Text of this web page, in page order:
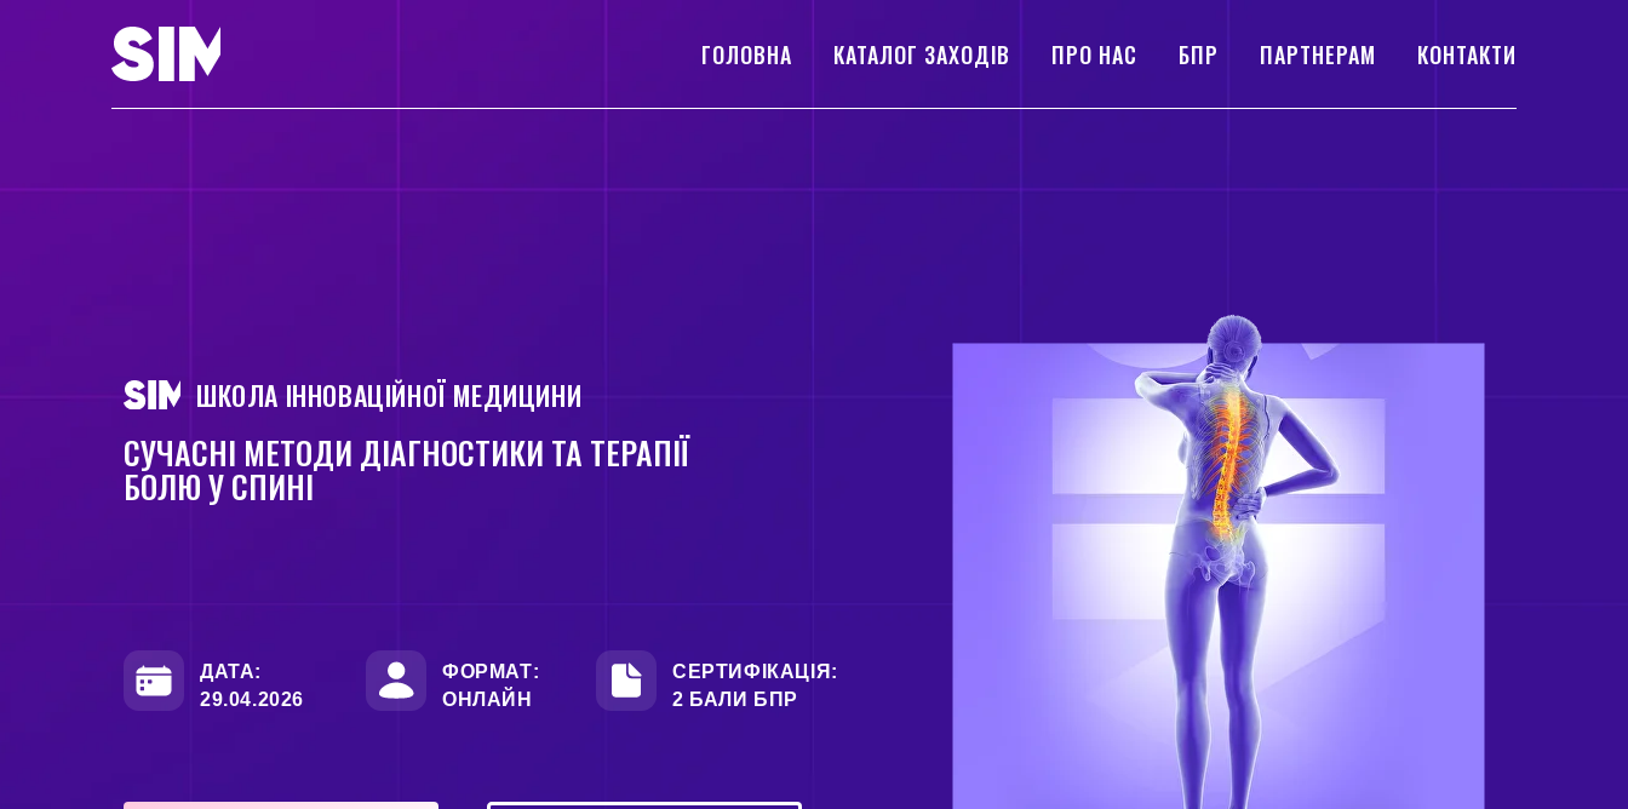
ГОЛОВНА КАТАЛОГ ЗАХОДІВ ПРО НАС БПР ПАРТНЕРАМ КОНТАКТИ
2 БАЛИ БПР
СЕРТИФІКАЦІЯ:
ОНЛАЙН
ФОРМАТ:
29.04.2026
ДАТА:
ШКОЛА ІННОВАЦІЙНОЇ МЕДИЦИНИ
СУЧАСНІ МЕТОДИ ДІАГНОСТИКИ ТА ТЕРАПІЇ
БОЛЮ У СПИНІ